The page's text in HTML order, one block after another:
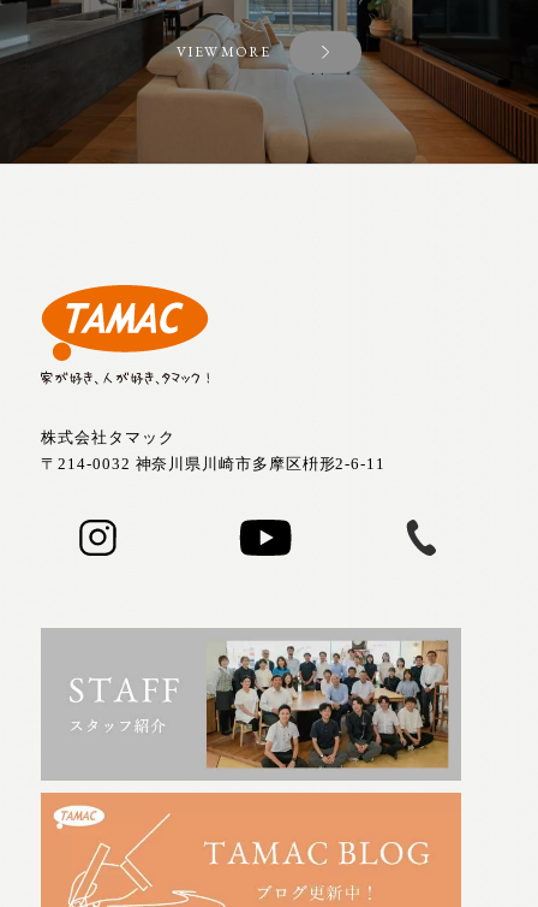
VIEW MORE
株式会社タマック
〒214-0032 神奈川県川崎市多摩区枡形2-6-11